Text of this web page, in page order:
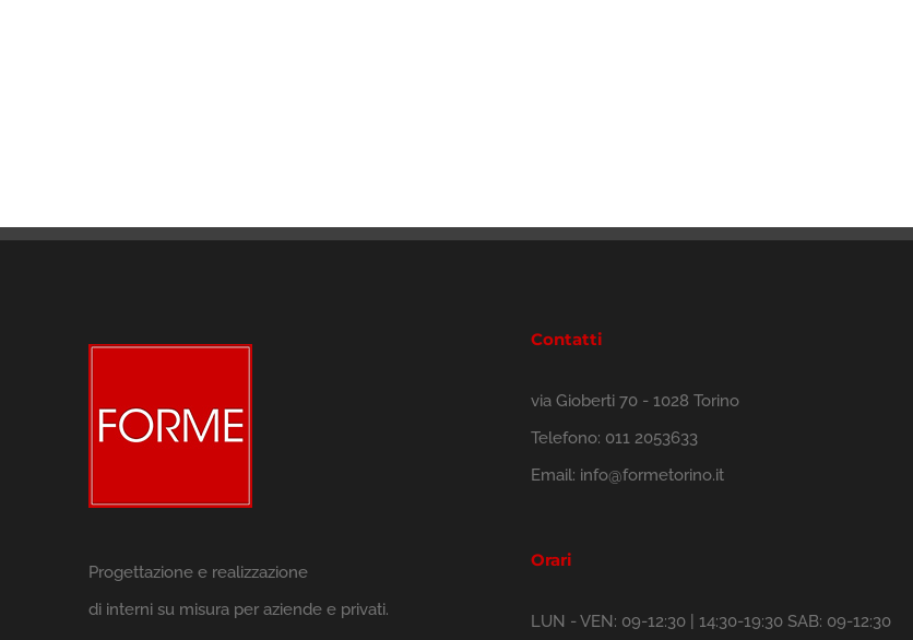
Progettazione e realizzazione
di interni su misura per aziende e privati.
Contatti
via Gioberti 70 - 1028 Torino
Telefono: 011 2053633
Email: info@formetorino.it
Orari
LUN - VEN: 09-12:30 | 14:30-19:30 SAB: 09-12:30